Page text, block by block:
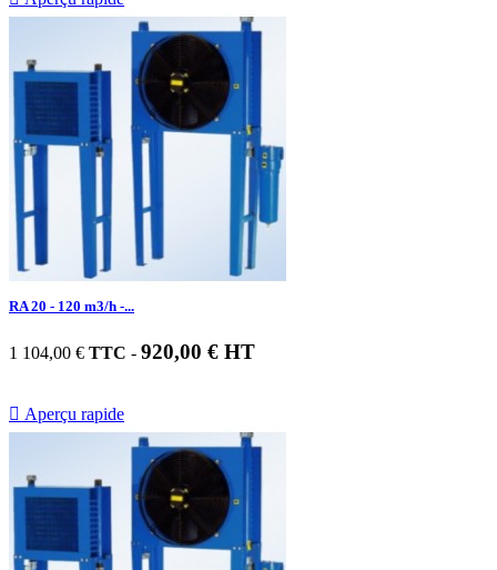
RA 20 - 120 m3/h -...
1 104,00 € TTC - 920,00 € HT
 Aperçu rapide